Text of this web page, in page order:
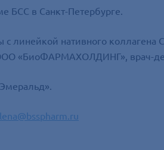
БСС в Санкт-Петербурге.
нативного коллагена
«БиоФАРМАХОЛДИНГ», врач-